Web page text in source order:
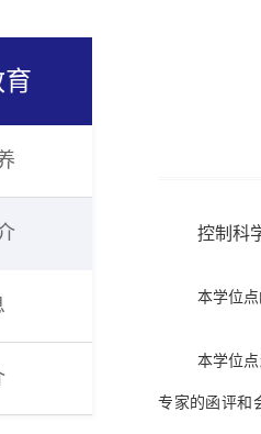
控制科
本学位
本学位
专家的函评和